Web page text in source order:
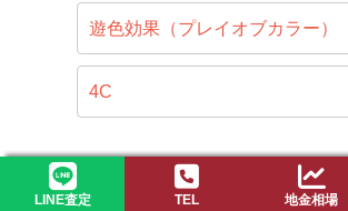
LINE査定 TEL 地金相場
遊色効果（プレイオブカラー）
4C
ら行 ラピスラズリ